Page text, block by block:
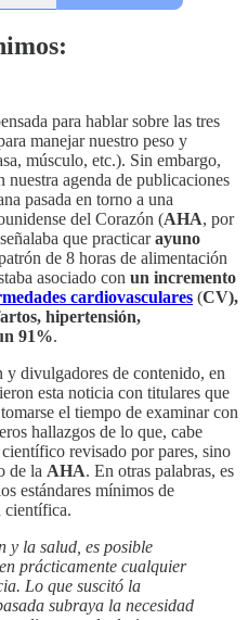
para hablar sobre las tres
manejar nuestro peso y
músculo, etc.). Sin embargo,
nuestra agenda de publicaciones
pasada en torno a una
del Corazón (AHA, por
que practicarayuno
de 8 horas de alimentación
asociado con un incremento
cardiovasculares (CV),
hipertensión,
91%.
divulgadores de contenido, en
esta noticia con titulares que
el tiempo de examinar con
hallazgos de lo que, cabe
revisado por pares, sino
de la AHA. En otras palabras, es
estándares mínimos de
científica.
y la salud, es posible
prácticamente cualquier
Lo que suscitó la
subraya la necesidad